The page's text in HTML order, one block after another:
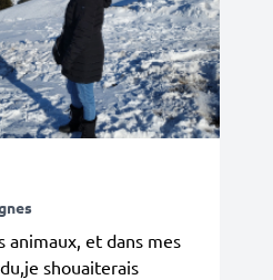
animaux, et dans mes
shouaiterais